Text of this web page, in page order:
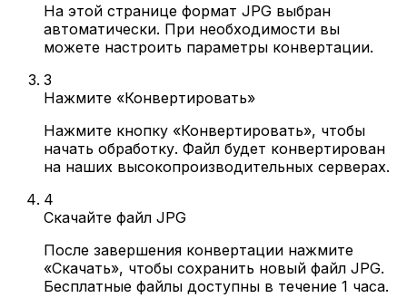
На этой странице формат JPG выбран
автоматически. При необходимости вы
можете настроить параметры конвертации.
3
Нажмите «Конвертировать»
Нажмите кнопку «Конвертировать», чтобы
начать обработку. Файл будет конвертирован
на наших высокопроизводительных серверах.
4
Скачайте файл JPG
После завершения конвертации нажмите
«Скачать», чтобы сохранить новый файл JPG.
Бесплатные файлы доступны в течение 1 часа.